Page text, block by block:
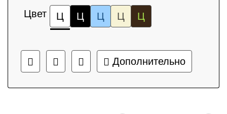
Цвет Ц Ц Ц Ц Ц
Дополнительно